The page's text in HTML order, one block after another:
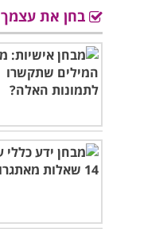
בחן את עצמך